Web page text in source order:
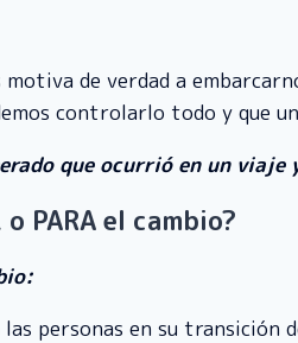
de verdad a
controlarlo todo y que
que ocurrió en un
PARA el cambio?
personas en su transición